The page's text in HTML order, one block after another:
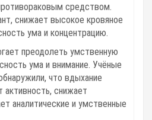
средством.
снижает высокое кровяное
ума и концентрацию.
преодолеть умственную
ума и внимание. Учёные
что вдыхание
активность, снижает
аналитические и умственные